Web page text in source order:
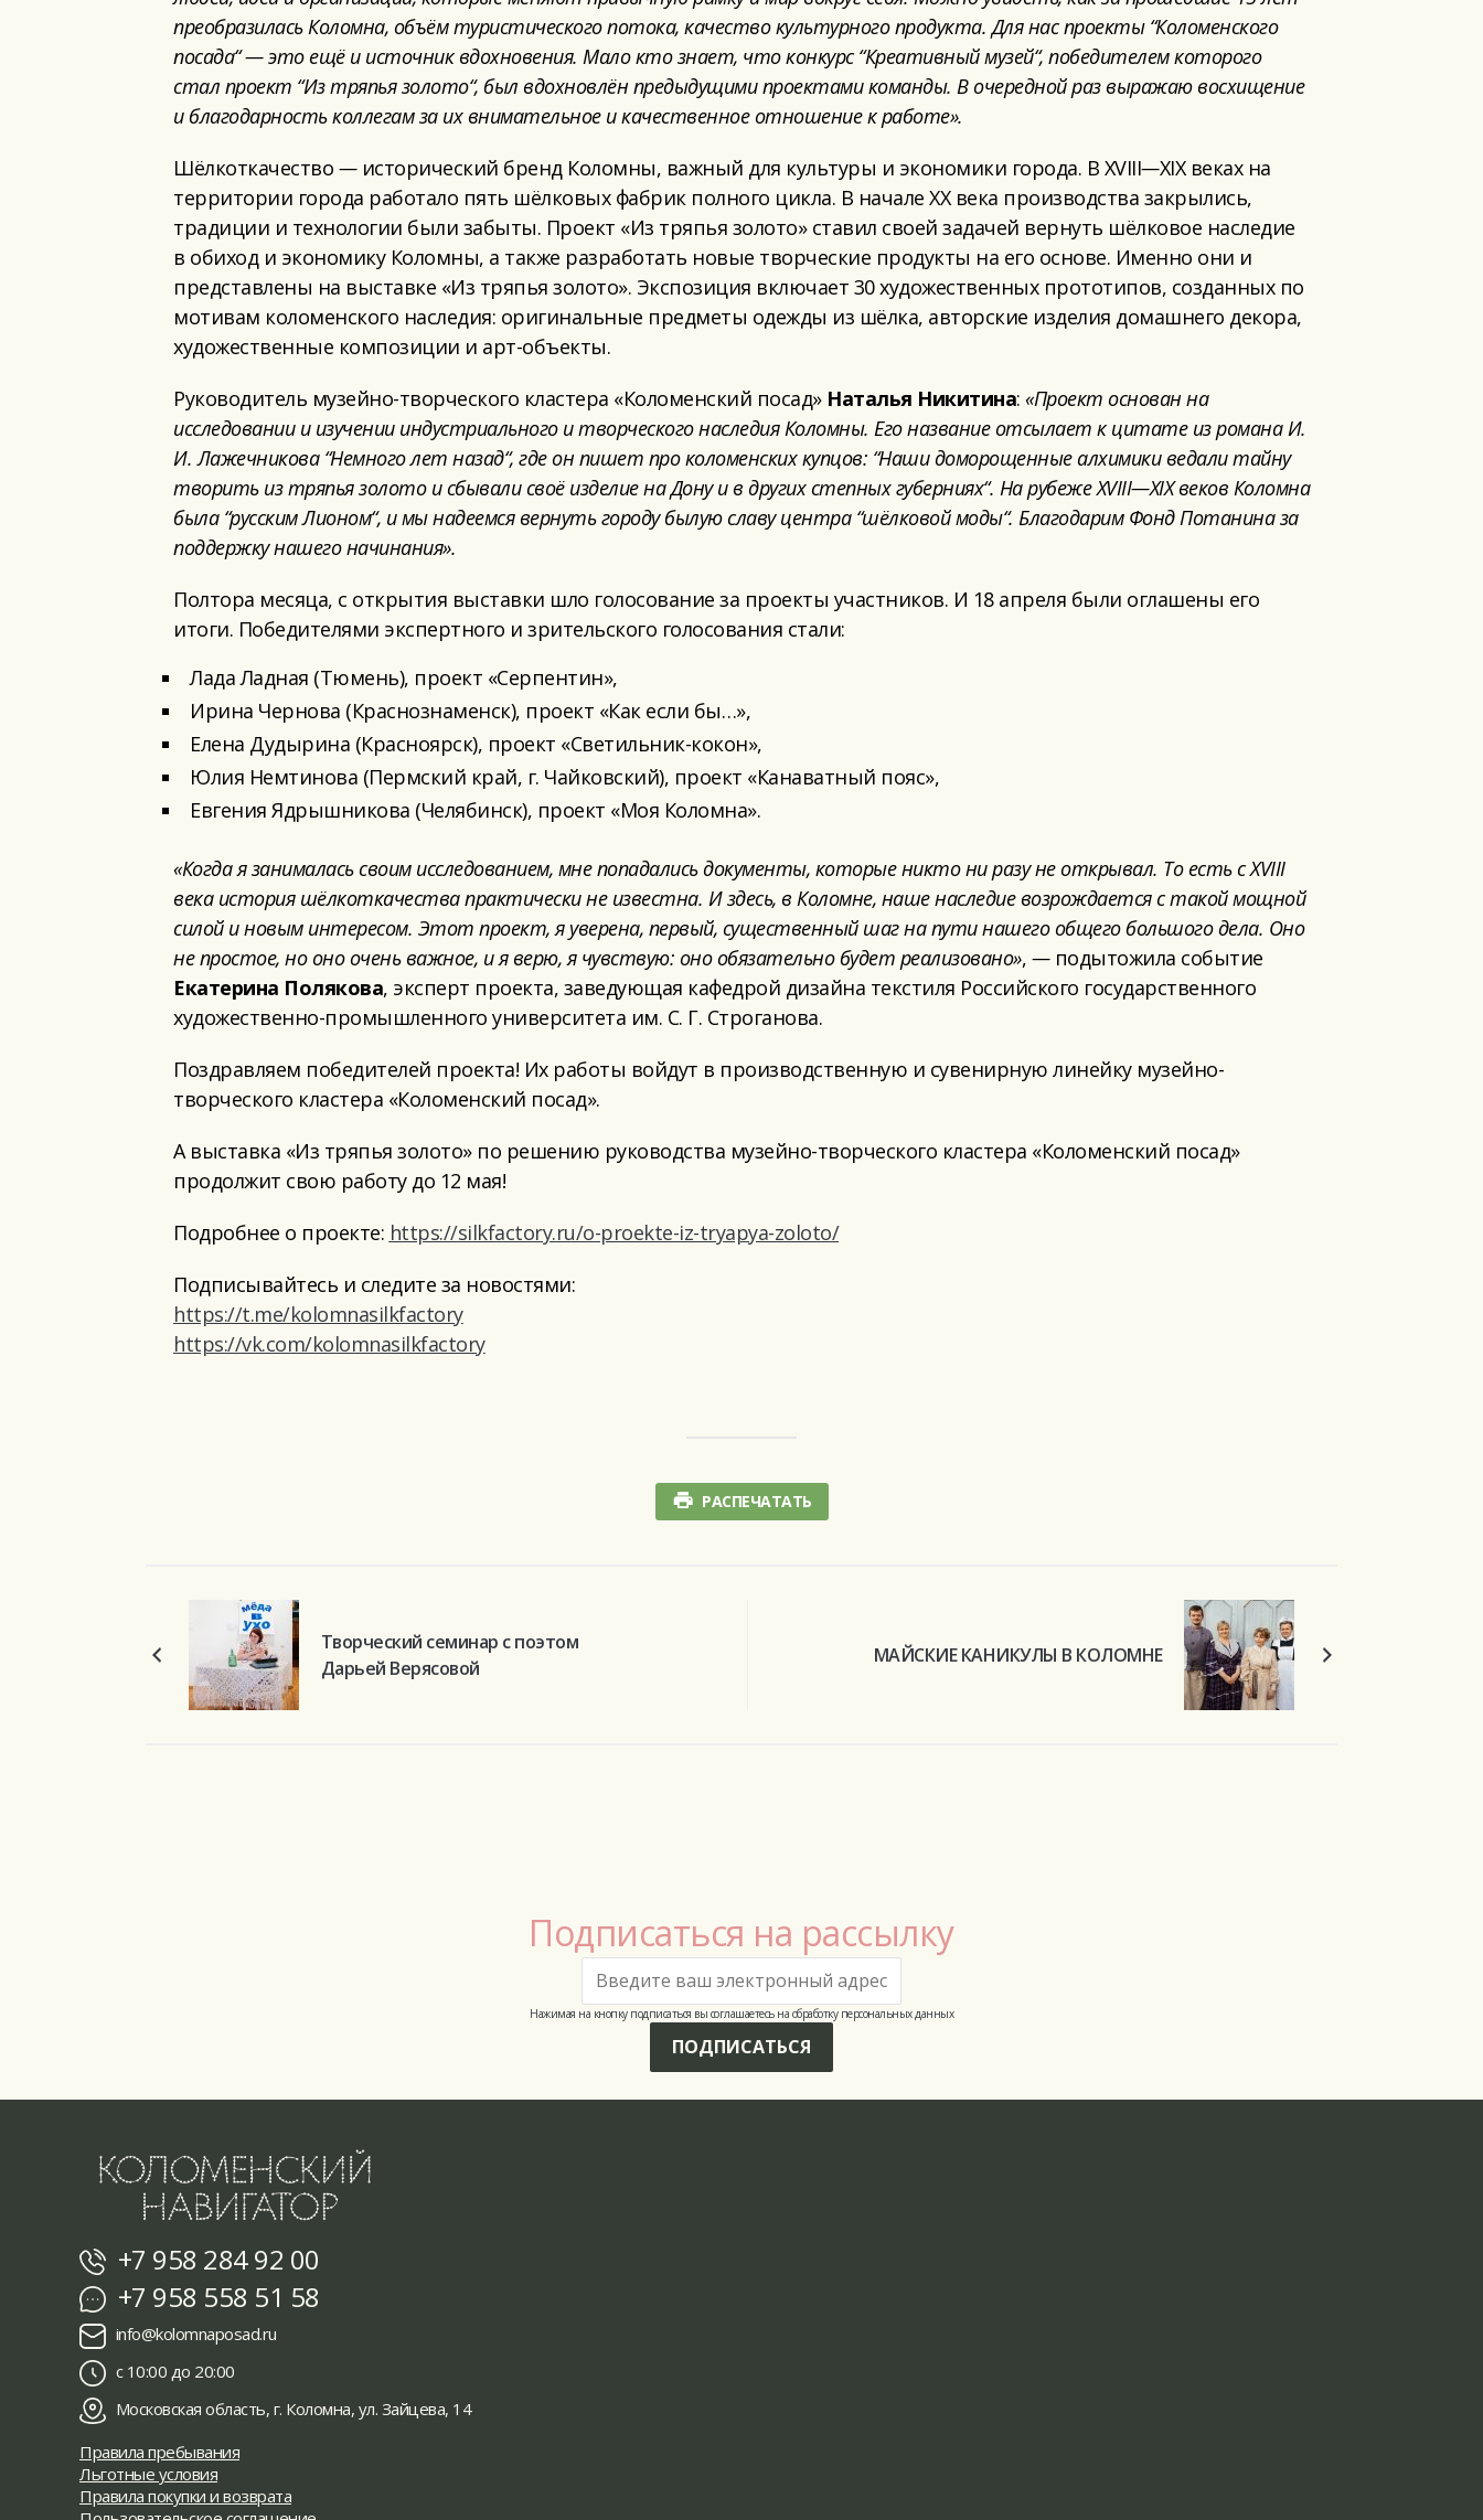
преобразилась Коломна, объём туристического потока, качество культурного продукта. Для нас проекты “Коломенского
посада“— это ещё и источник вдохновения. Мало кто знает, что конкурс“Креативный музей“, победителем которого
стал проект “Из тряпья золото“, был вдохновлён предыдущими проектами команды. В очередной раз выражаю восхищение
и благодарность коллегам за их внимательное и качественное отношение к работе».
Шёлкоткачество —исторический бренд Коломны, важный для культуры и экономики города. В XVIII—XIX веках на
территории города работало пять шёлковых фабрик полного цикла. В начале XX века производства закрылись,
традиции и технологии были забыты. Проект «Из тряпья золото» ставил своей задачей вернуть шёлковое наследие
в обиход и экономику Коломны, а также разработать новые творческие продукты на его основе. Именно они и
представлены на выставке «Из тряпья золото». Экспозиция включает 30 художественных прототипов, созданных по
мотивам коломенского наследия: оригинальные предметы одежды из шёлка, авторские изделия домашнего декора,
художественные композиции и арт-объекты.
Руководитель музейно-творческого кластера «Коломенский посад» Наталья Никитина: «Проект основан на
исследовании и изучениииндустриального и творческого наследия Коломны. Его название отсылает к цитате из романа И.
И. Лажечникова “Немного лет назад“, где он пишет про коломенских купцов: “Наши доморощенные алхимики ведали тайну
творить из тряпья золото и сбывали своё изделие на Дону и в других степных губерниях“. На рубеже XVIII—XIX веков Коломна
была “русским Лионом“, и мы надеемся вернуть городу былую славу центра “шёлковой моды“. Благодарим Фонд Потанина за
поддержку нашего начинания».
Полтора месяца, с открытия выставки шло голосование за проекты участников. И 18 апреля были оглашены его
итоги. Победителями экспертного и зрительского голосования стали:
Лада Ладная (Тюмень), проект «Серпентин»,
Ирина Чернова (Краснознаменск), проект «Как если бы…»,
Елена Дудырина (Красноярск), проект «Светильник-кокон»,
Юлия Немтинова (Пермский край, г. Чайковский), проект «Канаватный пояс»,
Евгения Ядрышникова (Челябинск), проект «Моя Коломна».
«Когда я занималась своим исследованием, мне попадались документы, которые никто ни разу не открывал. То есть с XVIII
века история шёлкоткачества практически не известна. И здесь, в Коломне, наше наследие возрождается с такой мощной
силой и новым интересом. Этот проект, я уверена, первый, существенный шаг на пути нашего общего большого дела. Оно
не простое, но оно очень важное, и я верю, я чувствую: оно обязательно будет реализовано», —подытожила событие
Екатерина Полякова, эксперт проекта, заведующая кафедрой дизайна текстиля Российского государственного
художественно-промышленного университета им. С. Г. Строганова.
Поздравляем победителей проекта! Их работы войдут в производственную и сувенирную линейку музейно-
творческого кластера «Коломенский посад».
А выставка «Из тряпья золото» по решению руководства музейно-творческого кластера «Коломенский посад»
продолжит свою работу до 12 мая!
Подробнее о проекте: https://silkfactory.ru/o-proekte-iz-tryapya-zoloto/
Подписывайтесь и следите за новостями:
https://t.me/kolomnasilkfactory
https://vk.com/kolomnasilkfactory
РАСПЕЧАТАТЬ
Творческий семинар с поэтом
Дарьей Верясовой
МАЙСКИЕ КАНИКУЛЫ В КОЛОМНЕ
Подписаться на рассылку
Нажимая на кнопку подписаться вы соглашаетесь на обработку персональных данных
ПОДПИСАТЬСЯ
+7 958 284 92 00
+7 958 558 51 58
info@kolomnaposad.ru
с 10:00 до 20:00
Московская область, г. Коломна, ул. Зайцева, 14
Правила пребывания
Льготные условия
Правила покупки и возврата